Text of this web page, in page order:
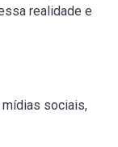
realidade e
mídias sociais,